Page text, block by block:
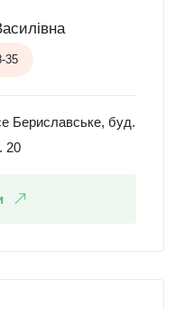
35
Бериславське, буд.
20